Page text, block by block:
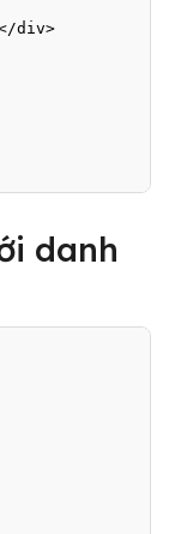
div>
danh